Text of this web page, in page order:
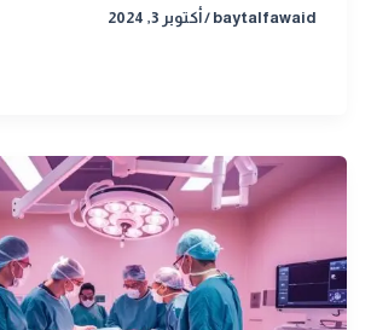
baytalfawaid
/أكتوبر 3, 2024